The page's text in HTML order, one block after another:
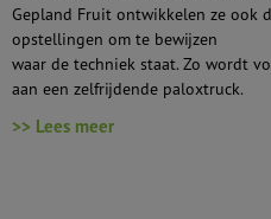
Gepland Fruit ontwikkelen ze ook
opstellingen om te bewijzen
waar de techniek staat. Zo wordt
aan een zelfrijdende paloxtruck.
>> Lees meer